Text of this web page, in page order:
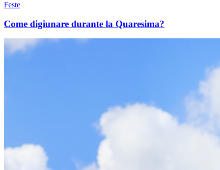
Feste
Come digiunare durante la Quaresima?